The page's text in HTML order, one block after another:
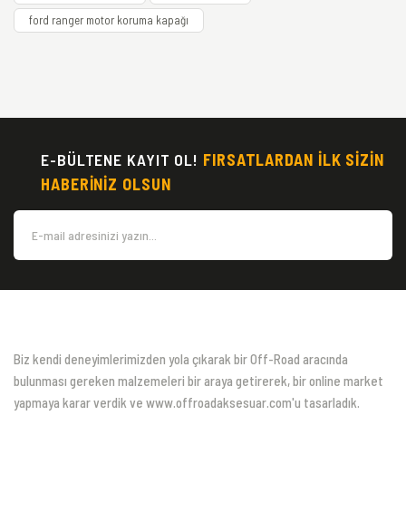
ford ranger motor koruma kapağı
E-BÜLTENE KAYIT OL! FIRSATLARDAN İLK SİZİN
HABERİNİZ OLSUN
Biz kendi deneyimlerimizden yola çıkarak bir Off-Road aracında
bulunması gereken malzemeleri bir araya getirerek, bir online market
yapmaya karar verdik ve www.offroadaksesuar.com'u tasarladık.